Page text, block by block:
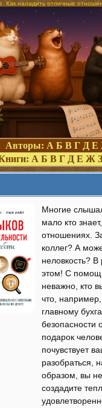
Как наладить отличные
Авторы: А Б В Г Д Е
А Б В Г Д Е Ж З
Многие
мало кто
отношениях.
коллег? А
неловкость?
этом! С
неважно, кто
что,
главному
безопасности
подарок
почувствует
разобраться,
образом, вы
создадите